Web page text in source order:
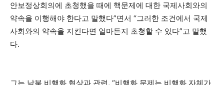
안보정상회의에 초청했을 때에 핵문제에 대한 국제사회와의
약속을 이행해야 한다고 말했다”면서 “그러한 조건에서 국제
사회와의 약속을 지킨다면 얼마든지 초청할 수 있다”고 말했
다.
그는 남북 비핵화 협상과 관련, “비핵화 문제는 비핵화 자체가